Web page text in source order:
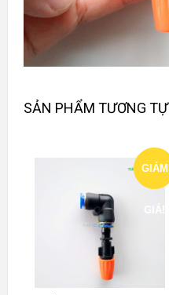
SẢN PHẨM TƯƠNG TỰ
GIẢM